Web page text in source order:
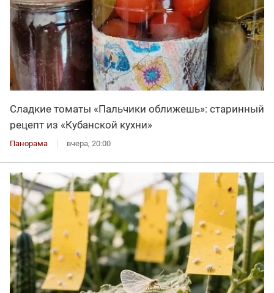
Сладкие томаты «Пальчики оближешь»: старинный
рецепт из «Кубанской кухни»
Панорама вчера, 20:00